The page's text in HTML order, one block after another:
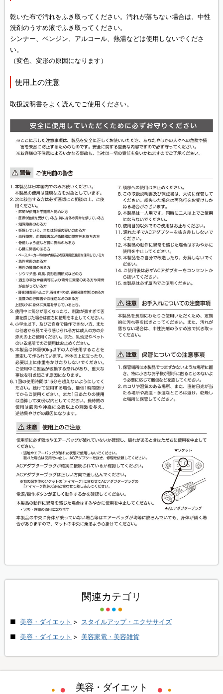
乾いた布で汚れをふき取ってください。汚れが落ちない場合は、中性
洗剤のうすめ液でふき取ってください。
シンナー、ベンジン、アルコール、熱湯などは使用しないでくださ
い。
（変色、変形の原因になります）
使用上の注意
取扱説明書をよく読んでご使用ください。
関連カテゴリ
美容・ダイエット > スタイルアップ・エクササイズ
美容・ダイエット > 美容家電・美容雑貨
美容・ダイエット